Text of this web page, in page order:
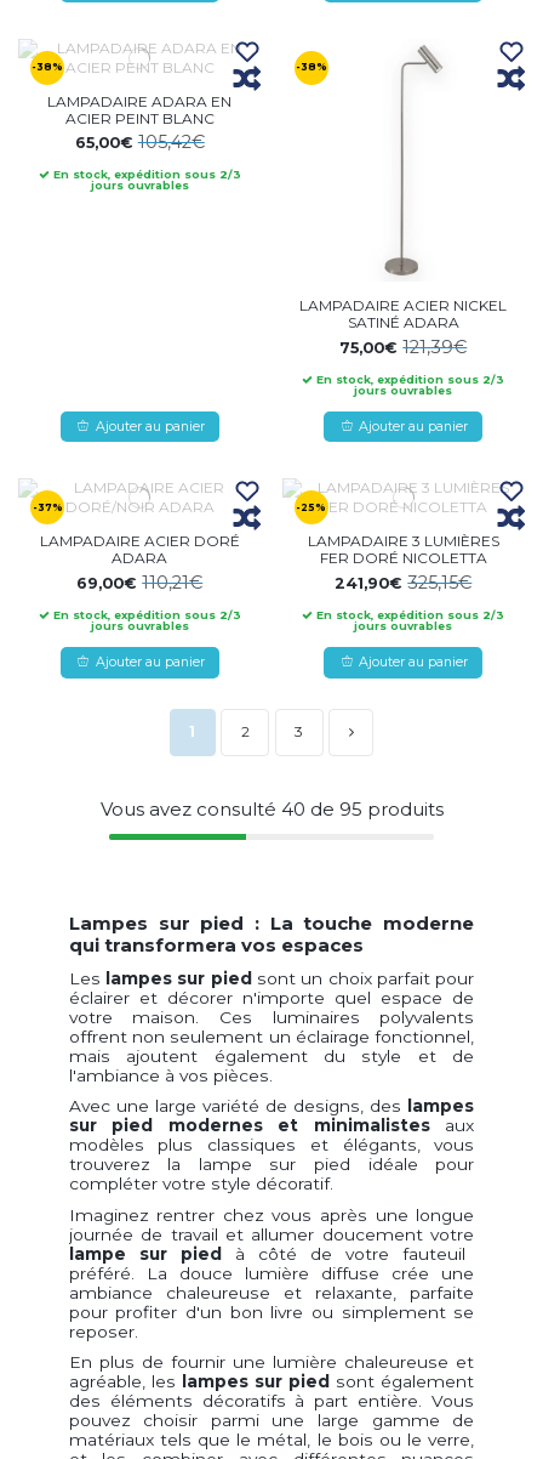
-38%
LAMPADAIRE ADARA EN
ACIER PEINT BLANC
65,00€105,42€
En stock, expédition sous 2/3
jours ouvrables
Ajouter au panier
-38%
LAMPADAIRE ACIER NICKEL
SATINÉ ADARA
75,00€121,39€
En stock, expédition sous 2/3
jours ouvrables
Ajouter au panier
-37%
LAMPADAIRE ACIER DORÉ
ADARA
69,00€110,21€
En stock, expédition sous 2/3
jours ouvrables
Ajouter au panier
-25%
LAMPADAIRE 3 LUMIÈRES
FER DORÉ NICOLETTA
241,90€325,15€
En stock, expédition sous 2/3
jours ouvrables
Ajouter au panier
1 2 3
Vous avez consulté 40 de 95 produits
Lampes sur pied : La touche moderne
qui transformera vos espaces
Les lampes sur piedsont un choix parfait pour
éclairer et décorer n'importe quel espace de
votre maison. Ces luminaires polyvalents
offrent non seulement un éclairage fonctionnel,
mais ajoutent également du style et de
l'ambiance à vos pièces.
Avec une large variété de designs, des lampes
sur pied modernes et minimalistesaux
modèles plus classiques et élégants, vous
trouverez la lampe sur pied idéale pour
compléter votre style décoratif.
Imaginez rentrer chez vous après une longue
journée de travail et allumer doucement votre
lampe sur pied
à côté de votre fauteuil
préféré. La douce lumière diffuse crée une
ambiance chaleureuse et relaxante, parfaite
pour profiter d'un bon livre ou simplement se
reposer.
En plus de fournir une lumière chaleureuse et
agréable, les lampes sur pied sont également
des éléments décoratifs à part entière. Vous
pouvez choisir parmi une large gamme de
matériaux tels que le métal, le bois ou le verre,